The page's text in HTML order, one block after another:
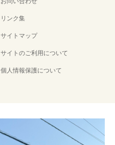
リンク集
サイトマップ
サイトのご利用について
個人情報保護について